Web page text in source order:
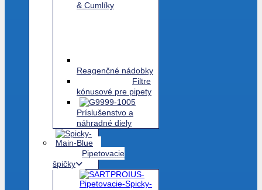
& Cumlíky
Reagenčné nádobky
Filtre
kónusové pre pipety
Príslušenstvo a
náhradné diely
Pipetovacie
špičky